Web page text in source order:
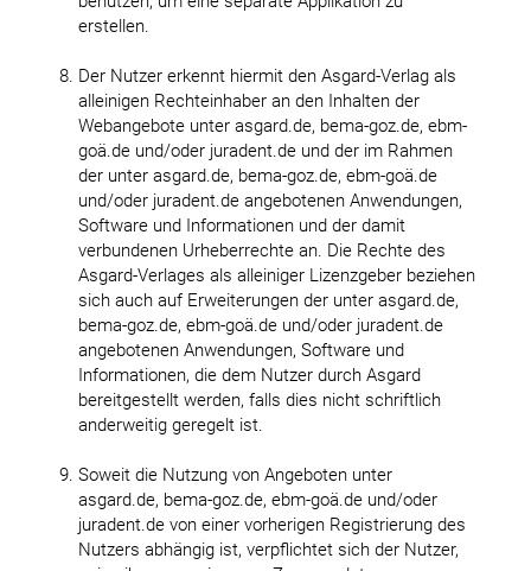
erstellen.
Der Nutzer erkennt hiermit den Asgard-Verlag als
alleinigen Rechteinhaber an den Inhalten der
Webangebote unter asgard.de, bema-goz.de, ebm-
goä.de und/oder juradent.de und der im Rahmen
der unter asgard.de, bema-goz.de, ebm-goä.de
und/oder juradent.de angebotenen Anwendungen,
Software und Informationen und der damit
verbundenen Urheberrechte an. Die Rechte des
Asgard-Verlages als alleiniger Lizenzgeber beziehen
sich auch auf Erweiterungen der unter asgard.de,
bema-goz.de, ebm-goä.de und/oder juradent.de
angebotenen Anwendungen, Software und
Informationen, die dem Nutzer durch Asgard
bereitgestellt werden, falls dies nicht schriftlich
anderweitig geregelt ist.
Soweit die Nutzung von Angeboten unter
asgard.de, bema-goz.de, ebm-goä.de und/oder
juradent.de von einer vorherigen Registrierung des
Nutzers abhängig ist, verpflichtet sich der Nutzer,